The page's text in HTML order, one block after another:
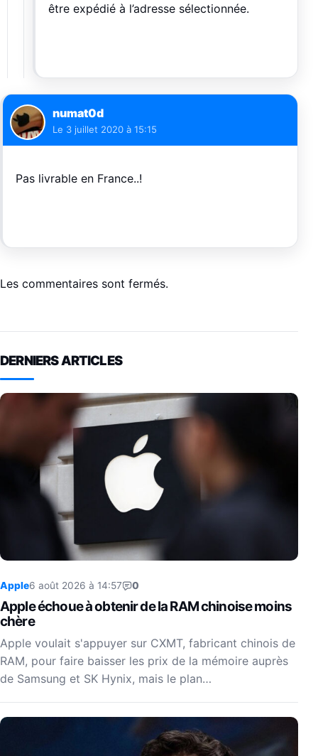
être expédié à l’adresse sélectionnée.
numat0d
Le 3 juillet 2020 à 15:15
Pas livrable en France..!
Les commentaires sont fermés.
DERNIERS ARTICLES
Apple6 août 2026 à 14:57 0
Apple échoue à obtenir de la RAM chinoise moins
chère
Apple voulait s'appuyer sur CXMT, fabricant chinois de
RAM, pour faire baisser les prix de la mémoire auprès
de Samsung et SK Hynix, mais le plan…